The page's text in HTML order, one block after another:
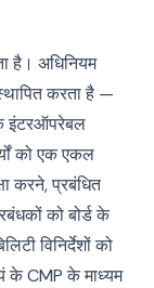
है। अधिनियम
करता है —
इंटरऑपरेबल
को एक एकल
करने, प्रबंधित
को बोर्ड के
विनिर्देशों को
के CMP के माध्यम